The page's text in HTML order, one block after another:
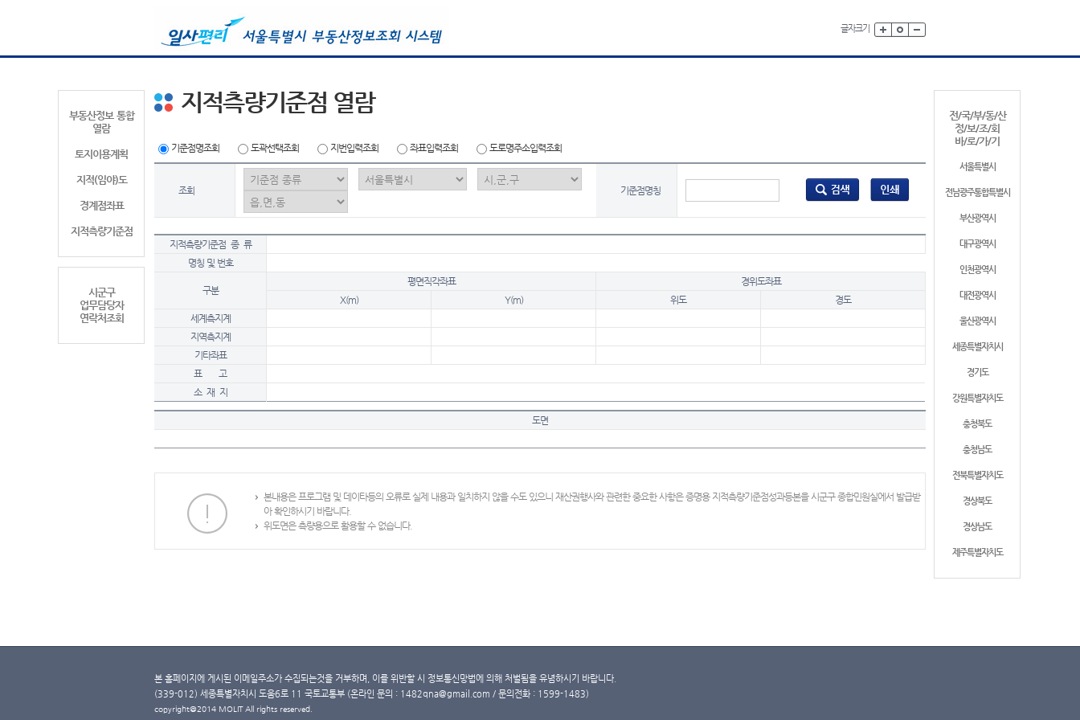
글자크기
부동산정보 통합
열람
토지이용계획
지적(임야)도
경계점좌표
지적측량기준점
시군구
업무담당자
연락처조회
전/국/부/동/산
정/보/조/회
바/로/가/기
서울특별시
전남광주통합특별시
부산광역시
대구광역시
인천광역시
대전광역시
울산광역시
세종특별자치시
경기도
강원특별자치도
충청북도
충청남도
전북특별자치도
경상북도
경상남도
제주특별자치도
지적측량기준점 열람
기준점명조회 도곽선택조회 지번입력조회 좌표입력조회 도로명주소입력조회
조회 기준점명칭
지적측량기준점 종 류
명칭 및 번호
구분
평면직각좌표
경위도좌표
X(m)
Y(m) 위도
경도
세계측지계
지역측지계
기타좌표
표 고
소 재 지
도면
본내용은 프로그램 및 데이타등의 오류로 실제 내용과 일치하지 않을 수도 있으니 재산권행사와 관련한 중요한 사항은 증명용 지적측량기준점성과등본을 시군구 종합민원실에서 발급받
아 확인하시기 바랍니다.
위도면은 측량용으로 활용할 수 없습니다.
본 홈페이지에 게시된 이메일주소가 수집되는것을 거부하며, 이를 위반할 시 정보통신망법에 의해 처벌됨을 유념하시기 바랍니다.
(339-012) 세종특별자치시 도움6로 11 국토교통부 (온라인 문의 : 1482qna@gmail.com / 문의전화 : 1599-1483)
copyright@2014 MOLIT All rights reserved.